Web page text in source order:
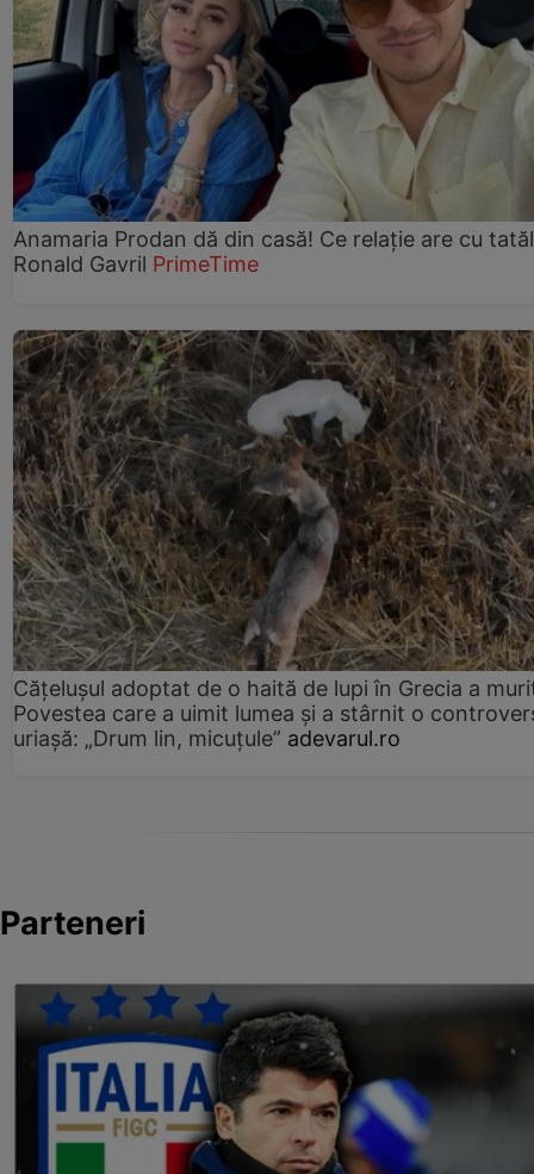
Anamaria Prodan dă din casă! Ce relație are cu
Ronald Gavril PrimeTime
Cățelușul adoptat de o haită de lupi în Grecia a
Povestea care a uimit lumea și a stârnit o
uriașă: „Drum lin, micuțule” adevarul.ro
Parteneri